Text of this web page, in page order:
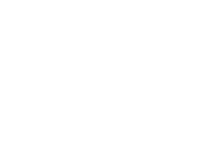
ルアドレ
尋ねする